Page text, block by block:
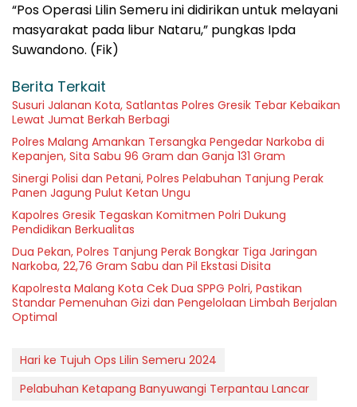
“Pos Operasi Lilin Semeru ini didirikan untuk melayani
masyarakat pada libur Nataru,” pungkas Ipda
Suwandono. (Fik)
Berita Terkait
Susuri Jalanan Kota, Satlantas Polres Gresik Tebar Kebaikan
Lewat Jumat Berkah Berbagi
Polres Malang Amankan Tersangka Pengedar Narkoba di
Kepanjen, Sita Sabu 96 Gram dan Ganja 131 Gram
Sinergi Polisi dan Petani, Polres Pelabuhan Tanjung Perak
Panen Jagung Pulut Ketan Ungu
Kapolres Gresik Tegaskan Komitmen Polri Dukung
Pendidikan Berkualitas
Dua Pekan, Polres Tanjung Perak Bongkar Tiga Jaringan
Narkoba, 22,76 Gram Sabu dan Pil Ekstasi Disita
Kapolresta Malang Kota Cek Dua SPPG Polri, Pastikan
Standar Pemenuhan Gizi dan Pengelolaan Limbah Berjalan
Optimal
Hari ke Tujuh Ops Lilin Semeru 2024
Pelabuhan Ketapang Banyuwangi Terpantau Lancar